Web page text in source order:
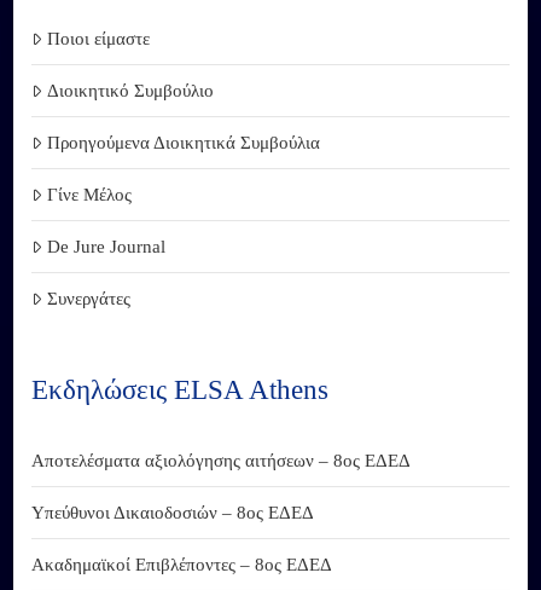
Ποιοι είμαστε
Διοικητικό Συμβούλιο
Προηγούμενα Διοικητικά Συμβούλια
Γίνε Μέλος
De Jure Journal
Συνεργάτες
Εκδηλώσεις ELSA Athens
Αποτελέσματα αξιολόγησης αιτήσεων – 8ος ΕΔΕΔ
Υπεύθυνοι Δικαιοδοσιών – 8ος ΕΔΕΔ
Ακαδημαϊκοί Επιβλέποντες – 8ος ΕΔΕΔ